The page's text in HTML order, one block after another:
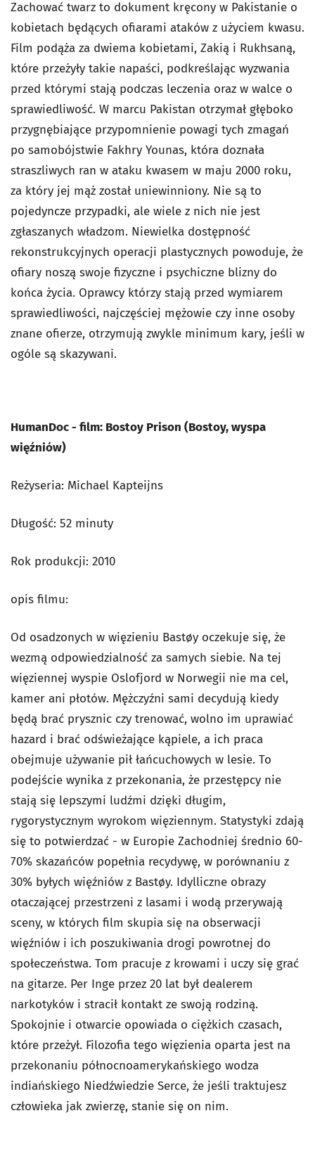
Zachować twarz to dokument kręcony w Pakistanie o
kobietach będących ofiarami ataków z użyciem kwasu.
Film podąża za dwiema kobietami, Zakią i Rukhsaną,
które przeżyły takie napaści, podkreślając wyzwania
przed którymi stają podczas leczenia oraz w walce o
sprawiedliwość. W marcu Pakistan otrzymał głęboko
przygnębiające przypomnienie powagi tych zmagań
po samobójstwie Fakhry Younas, która doznała
straszliwych ran w ataku kwasem w maju 2000 roku,
za który jej mąż został uniewinniony. Nie są to
pojedyncze przypadki, ale wiele z nich nie jest
zgłaszanych władzom. Niewielka dostępność
rekonstrukcyjnych operacji plastycznych powoduje, że
ofiary noszą swoje fizyczne i psychiczne blizny do
końca życia. Oprawcy którzy stają przed wymiarem
sprawiedliwości, najczęściej mężowie czy inne osoby
znane ofierze, otrzymują zwykle minimum kary, jeśli w
ogóle są skazywani.
HumanDoc - film: Bostoy Prison (Bostoy, wyspa
więźniów)
Reżyseria: Michael Kapteijns
Długość: 52 minuty
Rok produkcji: 2010
opis filmu:
Od osadzonych w więzieniu Bastøy oczekuje się, że
wezmą odpowiedzialność za samych siebie. Na tej
więziennej wyspie Oslofjord w Norwegii nie ma cel,
kamer ani płotów. Mężczyźni sami decydują kiedy
będą brać prysznic czy trenować, wolno im uprawiać
hazard i brać odświeżające kąpiele, a ich praca
obejmuje używanie pił łańcuchowych w lesie. To
podejście wynika z przekonania, że przestępcy nie
stają się lepszymi ludźmi dzięki długim,
rygorystycznym wyrokom więziennym. Statystyki zdają
się to potwierdzać - w Europie Zachodniej średnio 60-
70% skazańców popełnia recydywę, w porównaniu z
30% byłych więźniów z Bastøy. Idylliczne obrazy
otaczającej przestrzeni z lasami i wodą przerywają
sceny, w których film skupia się na obserwacji
więźniów i ich poszukiwania drogi powrotnej do
społeczeństwa. Tom pracuje z krowami i uczy się grać
na gitarze. Per Inge przez 20 lat był dealerem
narkotyków i stracił kontakt ze swoją rodziną.
Spokojnie i otwarcie opowiada o ciężkich czasach,
które przeżył. Filozofia tego więzienia oparta jest na
przekonaniu północnoamerykańskiego wodza
indiańskiego Niedźwiedzie Serce, że jeśli traktujesz
człowieka jak zwierzę, stanie się on nim.